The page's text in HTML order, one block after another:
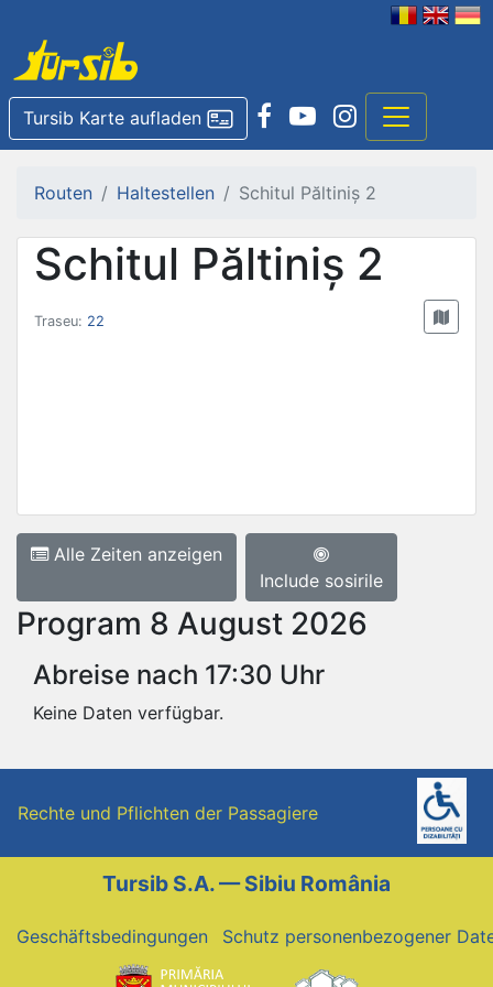
Tursib Karte aufladen
Routen Haltestellen Schitul Păltiniș 2
Schitul Păltiniș 2
Traseu: 22
Alle Zeiten anzeigen
Include sosirile
Program 8 August 2026
Abreise nach 17:30 Uhr
Keine Daten verfügbar.
Rechte und Pflichten der Passagiere
Tursib S.A. — Sibiu România
Geschäftsbedingungen Schutz personenbezogener